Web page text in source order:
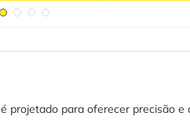
é projetado para oferecer precisão e